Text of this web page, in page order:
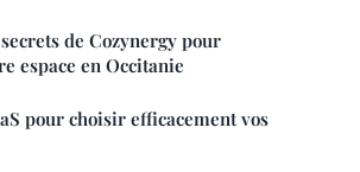
de Cozynergy pour
espace en Occitanie
pour choisir efficacement vos